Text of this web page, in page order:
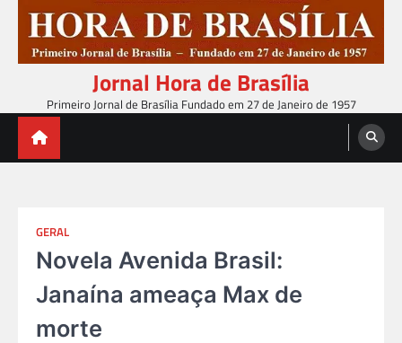
content
Jornal Hora de Brasília
Primeiro Jornal de Brasília Fundado em 27 de Janeiro de 1957
GERAL
Novela Avenida Brasil:
Janaína ameaça Max de
morte